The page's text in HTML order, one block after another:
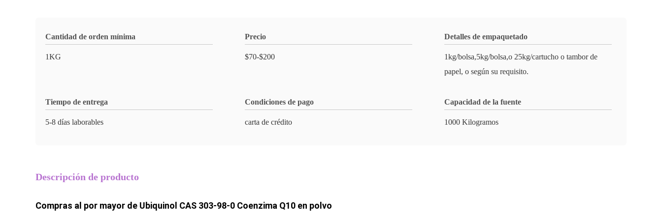
Cantidad de orden mínima
1KG
Precio
$70-$200
Detalles de empaquetado
1kg/bolsa,5kg/bolsa,o 25kg/cartucho o tambor de
papel, o según su requisito.
Tiempo de entrega
5-8 días laborables
Condiciones de pago
carta de crédito
Capacidad de la fuente
1000 Kilogramos
Descripción de producto
Compras al por mayor de Ubiquinol CAS 303-98-0 Coenzima Q10 en polvo